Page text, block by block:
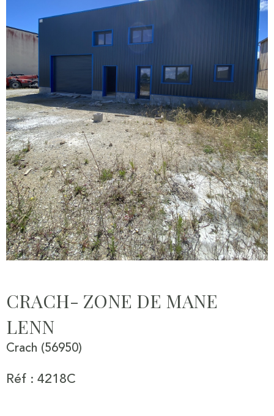
CRACH- ZONE DE MANE
LENN
Crach (56950)
Réf : 4218C